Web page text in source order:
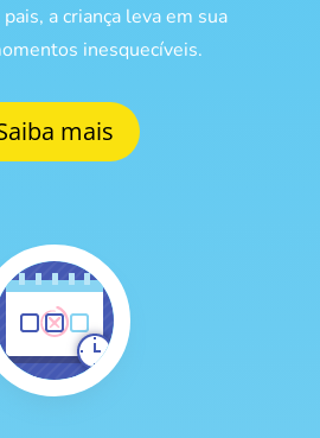
a criança leva em sua
inesquecíveis.
mais